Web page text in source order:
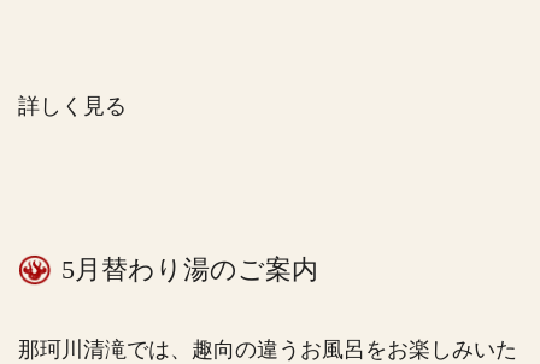
詳しく見る
5月替わり湯のご案内
那珂川清滝では、趣向の違うお風呂をお楽しみいた